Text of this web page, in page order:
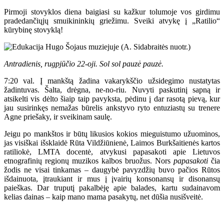
Pirmoji stovyklos diena baigiasi su kažkur tolumoje vos girdimu
pradedančiųjų smuikininkių griežimu. Sveiki atvykę į „Ratilio“
kūrybinę stovyklą!
Antradienis, rugpjūčio 22-oji. Sol sol pauzė pauzė.
7:20 val. Į mankštą žadina vakarykščio užsidegimo nustatytas
žadintuvas. Šalta, drėgna, ne-no-riu. Nuvyti paskutinį sapną ir
atsikelti vis dėlto šiaip taip pavyksta, pėdinu į dar rasotą pievą, kur
jau susirinkęs nemažas būrelis ankstyvo ryto entuziastų su trenere
Agne priešaky, ir sveikinam saulę.
Jeigu po mankštos ir būtų likusios kokios mieguistumo užuominos,
jas visiškai išsklaidė Rūta Vildžiūnienė, Laimos Burkšaitienės kartos
ratiliokė, LMTA docentė, atvykusi papasakoti apie Lietuvos
etnografinių regionų muzikos kalbos bruožus. Nors papasakoti čia
žodis ne visai tinkamas – daugybė pavyzdžių buvo pačios Rūtos
išdainuota, įtraukiant ir mus į įvairių konsonansų ir disonansų
paieškas. Dar truputį pakalbėję apie balades, kartu sudainavom
kelias dainas – kaip mano mama pasakytų, net dūšia nusišveitė.